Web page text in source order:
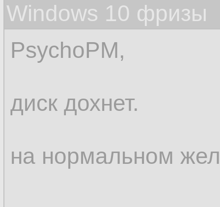
Windows 10 фризы
PsychoPM,
диск дохнет.
на нормальном